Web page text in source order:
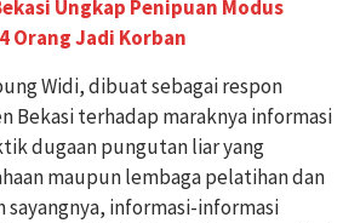
Ungkap Penipuan Modus
Orang Jadi Korban
Widi, dibuat sebagai respon
Bekasi terhadap maraknya informasi
dugaan pungutan liar yang
maupun lembaga pelatihan dan
sayangnya, informasi-informasi